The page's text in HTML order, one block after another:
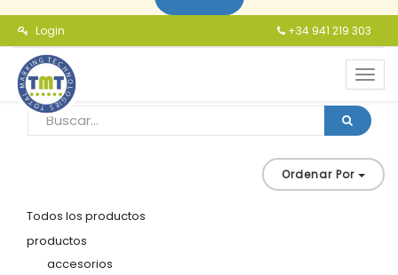
+34 941 219 303
Login
Ordenar Por
Todos los productos
productos
accesorios